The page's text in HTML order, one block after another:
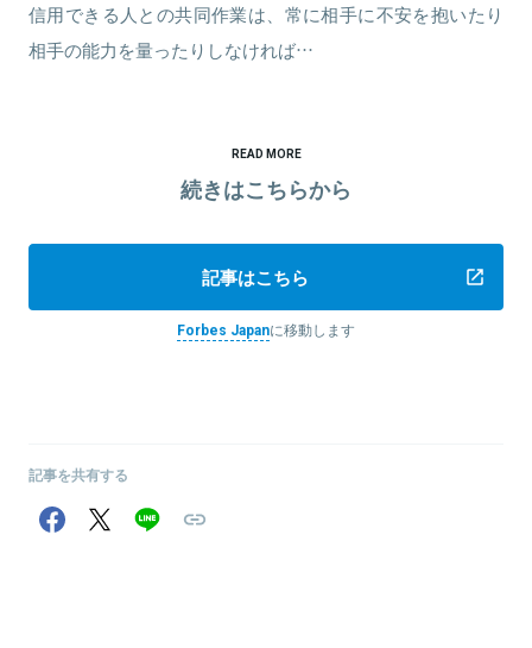
信用できる人との共同作業は、常に相手に不安を抱いたり
相手の能力を量ったりしなければ…
READ MORE
続きはこちらから
記事はこちら
Forbes Japanに移動します
記事を共有する